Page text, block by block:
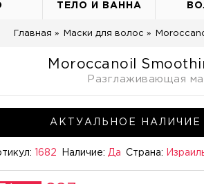
ТЕЛО И ВАННА
Главная Маски для волос
Moroccanoil
Разглаживающая
АКТУАЛЬНОЕ
1682 Наличие: Да Страна: